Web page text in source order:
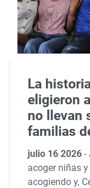
La
eligieron
no llevan
familias
julio 16 2026-
acoger niñas
acogiendo y,